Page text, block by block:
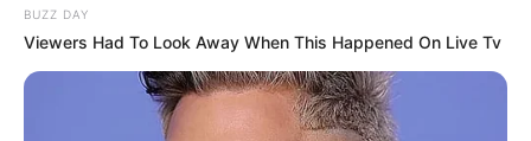
BUZZ DAY
Viewers Had To Look Away When This Happened On Live Tv